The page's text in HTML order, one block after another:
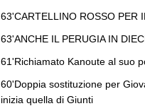
63'CARTELLINO ROSSO PER
63'ANCHE IL PERUGIA IN
61'Richiamato Kanoute al suo
60'Doppia sostituzione per
inizia quella di Giunti